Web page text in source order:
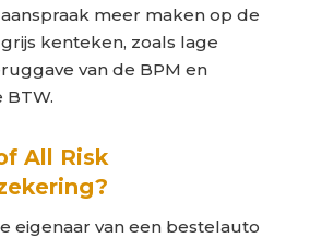
meer maken op de
kenteken, zoals lage
van de BPM en
BTW.
All Risk
eigenaar van een bestelauto